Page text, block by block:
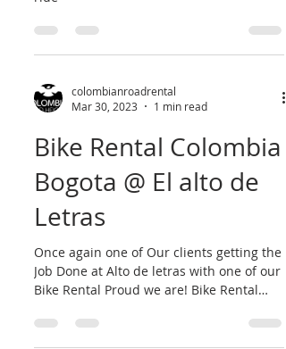
colombianroadrental
Mar 30, 2023
1 min read
Bike Rental Colombia
Bogota @ El alto de
Letras
Once again one of Our clients getting the
Job Done at Alto de letras with one of our
Bike Rental Proud we are! Bike Rental